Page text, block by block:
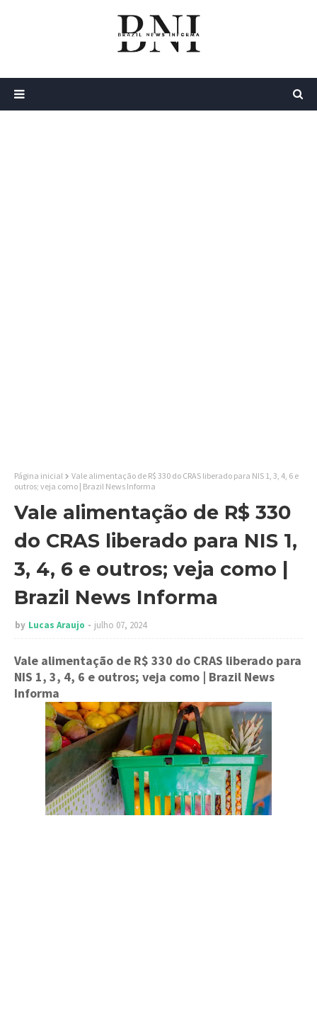
Página inicial
Vale alimentação de R$ 330 do CRAS liberado para NIS 1, 3, 4, 6 e
outros; veja como | Brazil News Informa
Vale alimentação de R$ 330
do CRAS liberado para NIS 1,
3, 4, 6 e outros; veja como |
Brazil News Informa
by Lucas Araujo julho 07, 2024
Vale alimentação de R$ 330 do CRAS liberado para
NIS 1, 3, 4, 6 e outros; veja como | Brazil News
Informa